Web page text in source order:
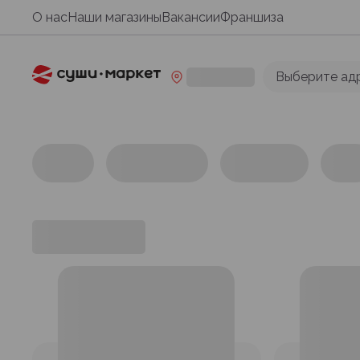
О насНаши магазиныВакансииФраншиза
Выберите